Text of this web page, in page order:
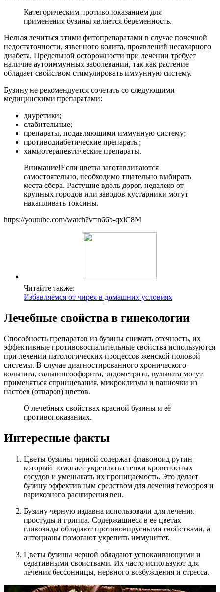
Категорическим противопоказанием для
применения бузины является беременность.
Нельзя лечиться этими фитопрепаратами в случае почечной
недостаточности, язвенного колита, проявлений несахарного
диабета. Предельной осторожности при лечении требует
наличие аутоиммунных заболеваний, так как растение
обладает свойством стимулировать иммунную систему.
Бузину не рекомендуется сочетать со следующими
медицинскими препаратами:
диуретики;
слабительные;
препараты, подавляющими иммунную систему;
противодиабетические препараты;
химиотерапевтические препараты.
Внимание!Если цветы заготавливаются
самостоятельно, необходимо тщательно выбирать
места сбора. Растущие вдоль дорог, недалеко от
крупных городов или заводов кустарники могут
накапливать токсины.
https://youtube.com/watch?v=n66b-qxlC8M
Читайте также:
Избавляемся от чирея в домашних условиях
Лечебные свойства в гинекологии
Способность препаратов из бузины снимать отечность, их
эффективные противовоспалительные свойства используются
при лечении патологических процессов женской половой
системы. В случае диагностированного хронического
кольпита, сальпингоофорита, эндометрита, вульвита могут
применяться спринцевания, микроклизмы и ванночки из
настоев (отваров) цветов.
О лечебных свойствах красной бузины и её
противопоказаниях.
Интересные факты
Цветы бузины черной содержат флавоноид рутин,
который помогает укреплять стенки кровеносных
сосудов и уменьшать их проницаемость. Это делает
бузину эффективным средством для лечения геморроя и
варикозного расширения вен.
Бузину черную издавна использовали для лечения
простуды и гриппа. Содержащиеся в ее цветах
гликозиды обладают противовирусными свойствами, а
антоцианы помогают укрепить иммунитет.
Цветы бузины черной обладают успокаивающими и
седативными свойствами. Их часто используют для
лечения бессонницы, нервного возбуждения и стресса.